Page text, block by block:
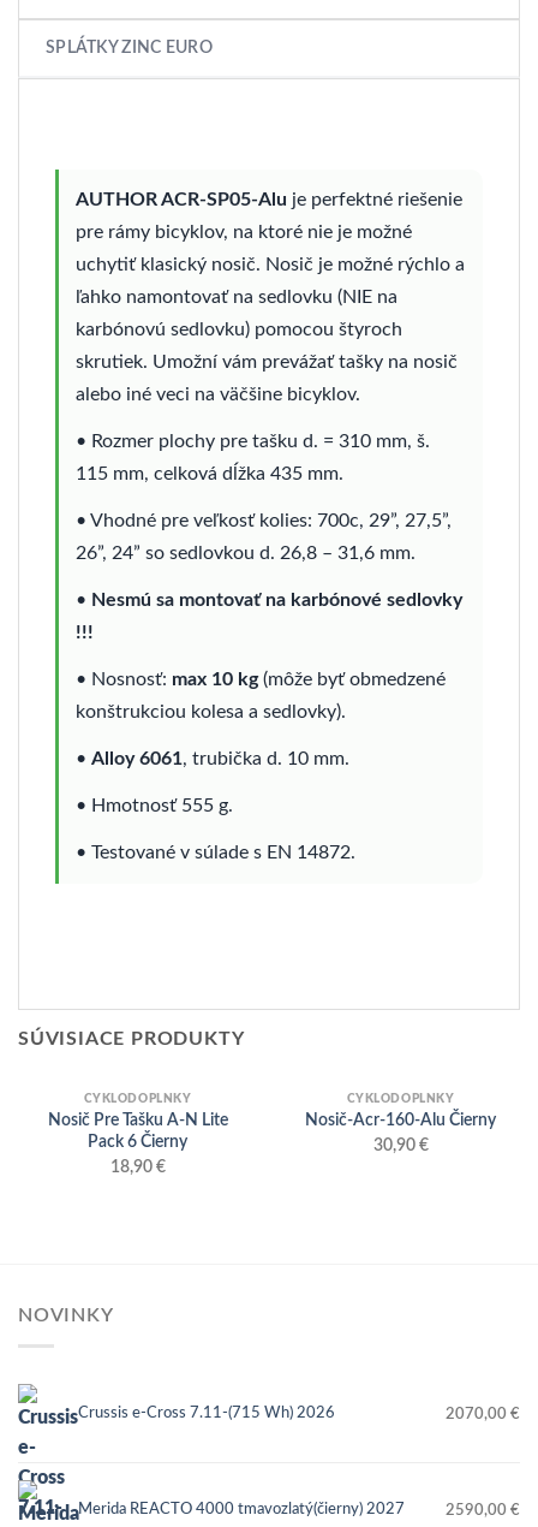
SPLÁTKY ZINC EURO
AUTHOR ACR-SP05-Alu je perfektné riešenie
pre rámy bicyklov, na ktoré nie je možné
uchytiť klasický nosič. Nosič je možné rýchlo a
ľahko namontovať na sedlovku (NIE na
karbónovú sedlovku) pomocou štyroch
skrutiek. Umožní vám prevážať tašky na nosič
alebo iné veci na väčšine bicyklov.
• Rozmer plochy pre tašku d. = 310 mm, š.
115 mm, celková dĺžka 435 mm.
• Vhodné pre veľkosť kolies: 700c, 29”, 27,5”,
26”, 24” so sedlovkou d. 26,8 – 31,6 mm.
• Nesmú sa montovať na karbónové sedlovky
!!!
• Nosnosť: max 10 kg(môže byť obmedzené
konštrukciou kolesa a sedlovky).
• Alloy 6061, trubička d. 10 mm.
• Hmotnosť 555 g.
• Testované v súlade s EN 14872.
SÚVISIACE PRODUKTY
CYKLODOPLNKY
Nosič Pre Tašku A-N Lite
Pack 6 Čierny
18,90 €
CYKLODOPLNKY
Nosič-Acr-160-Alu Čierny
30,90 €
NOVINKY
Crussis e-Cross 7.11-(715 Wh) 2026 2070,00 €
Merida REACTO 4000 tmavozlatý(čierny) 2027 2590,00 €